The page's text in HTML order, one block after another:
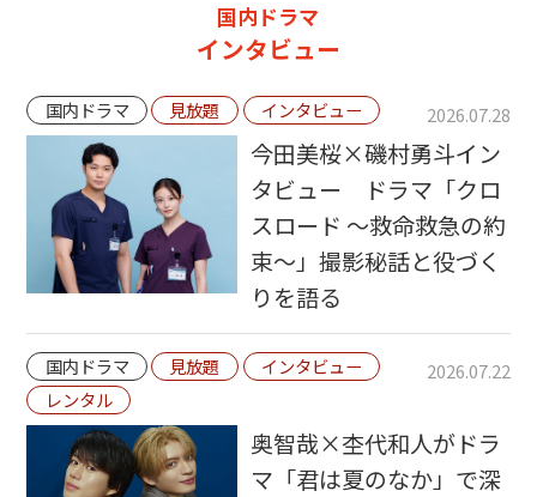
国内ドラマ
インタビュー
国内ドラマ 見放題 インタビュー 2026.07.28
今田美桜×磯村勇斗イン
タビュー ドラマ「クロ
スロード ～救命救急の約
束～」撮影秘話と役づく
りを語る
国内ドラマ 見放題
インタビュー
レンタル
2026.07.22
奥智哉×杢代和人がドラ
マ「君は夏のなか」で深